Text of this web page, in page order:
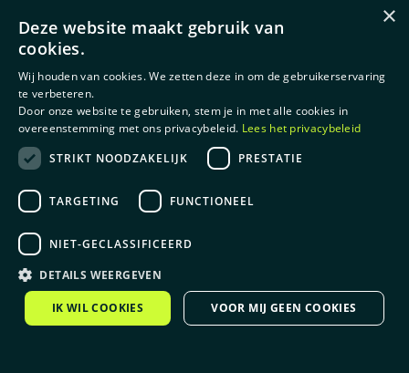
×
Deze website maakt gebruik van
cookies.
Wij houden van cookies. We zetten deze in om de gebruikerservaring
te verbeteren.
Door onze website te gebruiken, stem je in met alle cookies in
overeenstemming met ons privacybeleid. Lees het privacybeleid
STRIKT NOODZAKELIJK
PRESTATIE
TARGETING FUNCTIONEEL
NIET-GECLASSIFICEERD
DETAILS WEERGEVEN
IK WIL COOKIES VOOR MIJ GEEN COOKIES